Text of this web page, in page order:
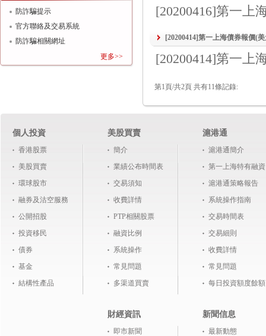
防詐騙提示
官方聯絡及交易系統
防詐騙相關網址
更多>>
[20200416]第一上
[20200414]第一上海債券報價(
[20200414]第一上
第1頁/共2頁 共有11條記錄:
個人投資
香港股票
美股買賣
環球股市
融券及沽空服務
公開招股
投資移民
債券
基金
結構性產品
美股買賣
簡介
業績公布時間表
交易須知
收費詳情
PTP相關股票
融資比例
系統操作
常見問題
多渠道買賣
財經資訊
即市新聞
滬港通
滬港通簡介
第一上海特有融資
滬港通策略報告
系統操作指南
交易時間表
交易細則
收費詳情
常見問題
每日投資額度餘額
新聞信息
最新動態